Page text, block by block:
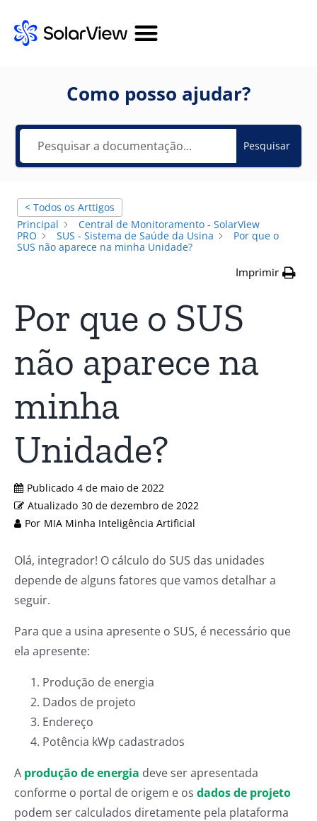
Como posso ajudar?
Pesquisar
< Todos os Arttigos
Principal
Central de Monitoramento - SolarView
PRO
SUS - Sistema de Saúde da Usina
Por que o
SUS não aparece na minha Unidade?
Imprimir
Por que o SUS
não aparece na
minha
Unidade?
Publicado 4 de maio de 2022
Atualizado 30 de dezembro de 2022
Por MIA Minha Inteligência Artificial
Olá, integrador! O cálculo do SUS das unidades
depende de alguns fatores que vamos detalhar a
seguir.
Para que a usina apresente o SUS, é necessário que
ela apresente:
Produção de energia
Dados de projeto
Endereço
Potência kWp cadastrados
A produção de energia deve ser apresentada
conforme o portal de origem e os dados de projeto
podem ser calculados diretamente pela plataforma